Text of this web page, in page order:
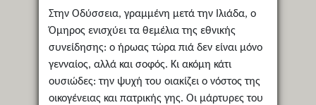
Στην Οδύσσεια, γραμμένη μετά την Ιλιάδα, ο
Όμηρος ενισχύει τα θεμέλια της εθνικής
συνείδησης: ο ήρωας τώρα πιά δεν είναι μόνο
γενναίος, αλλά και σοφός. Κι ακόμη κάτι
ουσιώδες: την ψυχή του οιακίζει ο νόστος της
οικογένειας και πατρικής γης. Οι μάρτυρες του